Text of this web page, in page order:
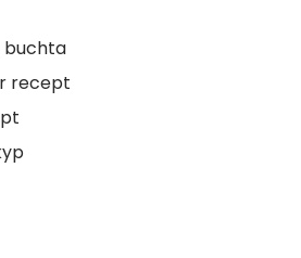
buchta
recept